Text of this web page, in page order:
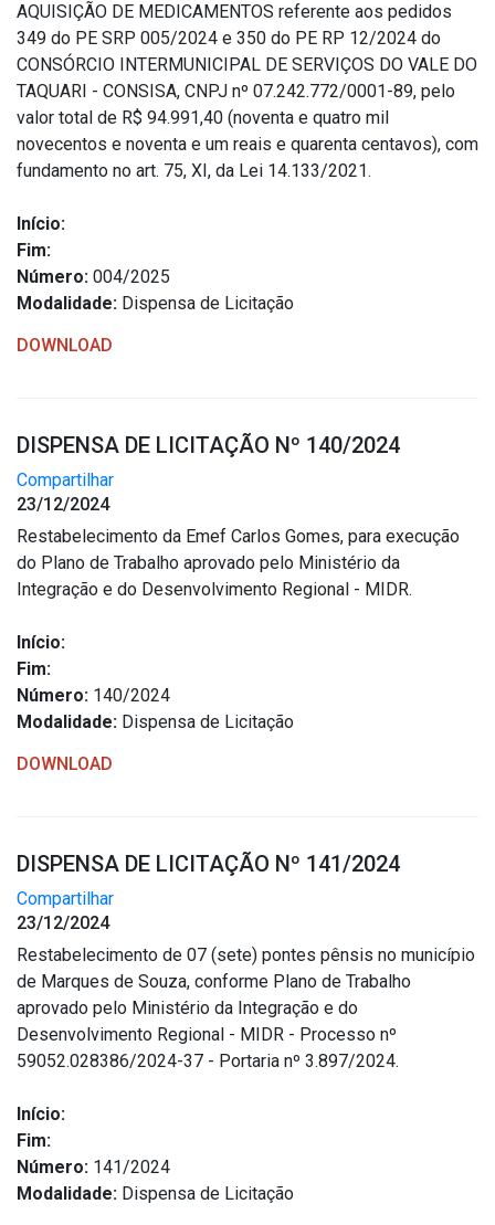
AQUISIÇÃO DE MEDICAMENTOS referente aos pedidos
349 do PE SRP 005/2024 e 350 do PE RP 12/2024 do
CONSÓRCIO INTERMUNICIPAL DE SERVIÇOS DO VALE DO
TAQUARI - CONSISA, CNPJ nº 07.242.772/0001-89, pelo
valor total de R$ 94.991,40 (noventa e quatro mil
novecentos e noventa e um reais e quarenta centavos), com
fundamento no art. 75, XI, da Lei 14.133/2021.
Início:
Fim:
Número: 004/2025
Modalidade: Dispensa de Licitação
DOWNLOAD
DISPENSA DE LICITAÇÃO Nº 140/2024
Compartilhar
23/12/2024
Restabelecimento da Emef Carlos Gomes, para execução
do Plano de Trabalho aprovado pelo Ministério da
Integração e do Desenvolvimento Regional - MIDR.
Início:
Fim:
Número: 140/2024
Modalidade: Dispensa de Licitação
DOWNLOAD
DISPENSA DE LICITAÇÃO Nº 141/2024
Compartilhar
23/12/2024
Restabelecimento de 07 (sete) pontes pênsis no município
de Marques de Souza, conforme Plano de Trabalho
aprovado pelo Ministério da Integração e do
Desenvolvimento Regional - MIDR - Processo nº
59052.028386/2024-37 - Portaria nº 3.897/2024.
Início:
Fim:
Número: 141/2024
Modalidade: Dispensa de Licitação